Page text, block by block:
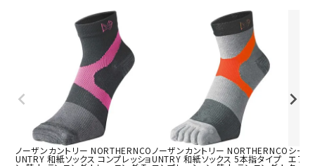
ノーザンカントリー NORTHERNCO
UNTRY 和紙ソックス コンプレッショ
ノーザンカントリー NORTHERNCO
UNTRY 和紙ソックス 5本指タイプ
シー
エア